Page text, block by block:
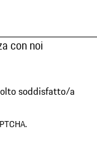
con noi
soddisfatto/a